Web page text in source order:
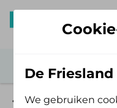
Zelf Bewust Polis
De
We gebruiken